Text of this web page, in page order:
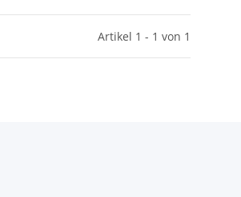
Artikel 1 - 1 von 1